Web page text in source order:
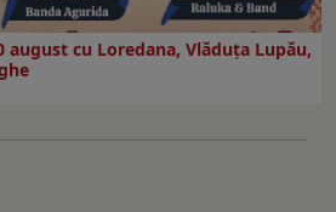
august cu Loredana, Vlăduța Lupău,